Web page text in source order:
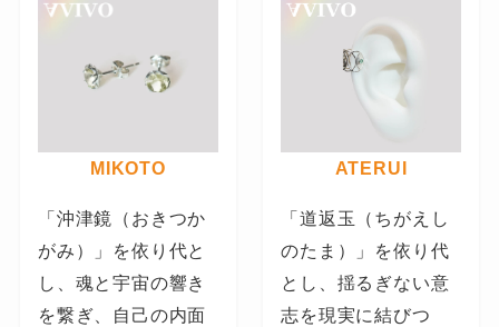
MIKOTO
「沖津鏡（おきつか
がみ）」を依り代と
し、魂と宇宙の響き
を繋ぎ、自己の内面
ATERUI
「道返玉（ちがえし
のたま）」を依り代
とし、揺るぎない意
志を現実に結びつ